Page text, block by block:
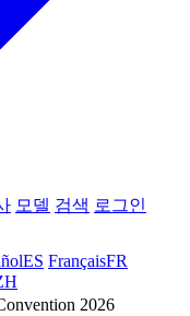
모델 검색 로그인
ES FrançaisFR
2026